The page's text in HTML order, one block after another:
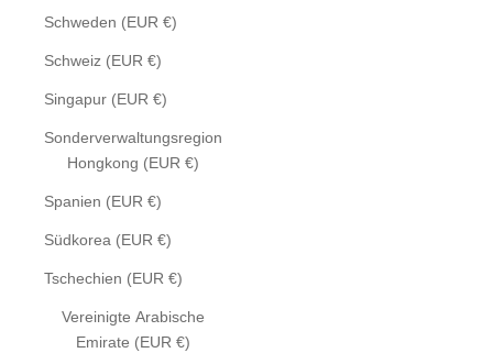
Schweden (EUR €)
Schweiz (EUR €)
Singapur (EUR €)
Sonderverwaltungsregion
Hongkong (EUR €)
Spanien (EUR €)
Südkorea (EUR €)
Tschechien (EUR €)
Vereinigte Arabische
Emirate (EUR €)